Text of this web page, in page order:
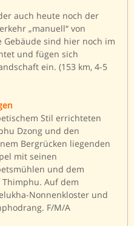
auch heute noch der
„manuell“ von
Gebäude sind hier noch im
und fügen sich
ein. (153 km, 4-5
Stil errichteten
Dzong und den
Bergrücken liegenden
mit seinen
und dem
Auf dem
Nonnenkloster und
F/M/A